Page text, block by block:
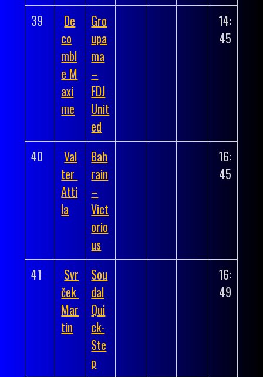
39
De
co
mbl
e M
axi
me
Gro
upa
ma
–
FDJ
Unit
ed
14:
45
40
Val
ter
Atti
la
Bah
rain
–
Vict
orio
us
16:
45
41
Svr
ček
Mar
tin
Sou
dal
Qui
ck-
Ste
p
16:
49